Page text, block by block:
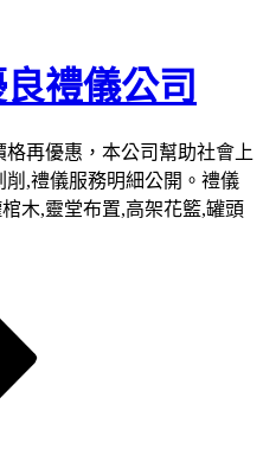
禮儀公司
再優惠，本公司幫助社會上
,禮儀服務明細公開。禮儀
木,靈堂布置,高架花籃,罐頭